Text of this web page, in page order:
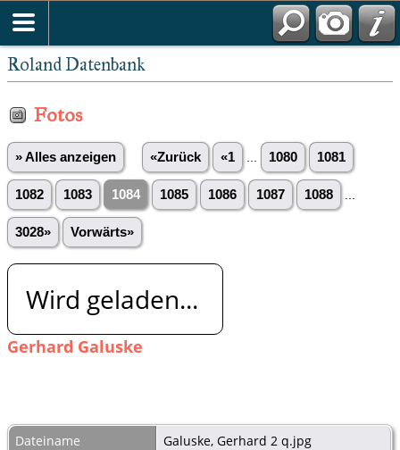
Roland Datenbank
Fotos
» Alles anzeigen «Zurück «1 1080 1081
1082 1083 1084 1085 1086 1087 1088
3028» Vorwärts»
Wird geladen...
Gerhard Galuske
Dateiname
Galuske, Gerhard 2 q.jpg